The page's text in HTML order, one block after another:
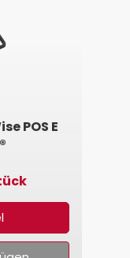
POS E